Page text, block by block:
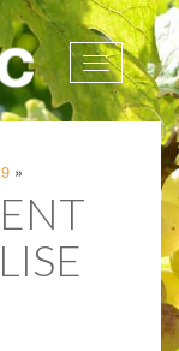
Afficher
la
»